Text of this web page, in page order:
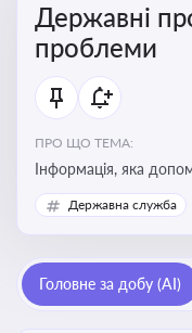
Державні
проблеми
ПРО ЩО ТЕМА:
Інформація, яка
використання
реалізації та знайти
Державна служба
Головне за добу (AI)